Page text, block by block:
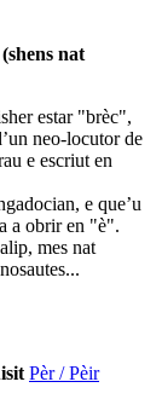
nat
estar "brèc",
neo-locutor de
e escriut en
e que’u
a obrir en "è".
mes nat
Pèr / Pèir